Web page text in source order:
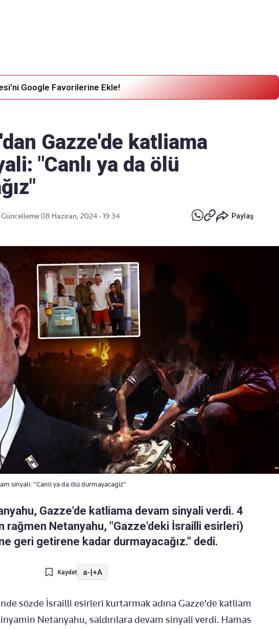
Google Favorilerine Ekle!
Gazze'de katliama
"Canlı ya da ölü
Güncelleme:08 Haziran, 2024 - 19:34 Paylaş
sinyali: "Canli ya da ölü durmayacagiz"
Gazze'de katliama devam sinyali verdi. 4
rağmen Netanyahu, "Gazze'deki İsrailli esirleri)
geri getirene kadar durmayacağız." dedi.
Kaydet a-|+A
sözde İsrailli esirleri kurtarmak adına Gazze'de katliam
Netanyahu, saldırılara devam sinyali verdi. Hamas